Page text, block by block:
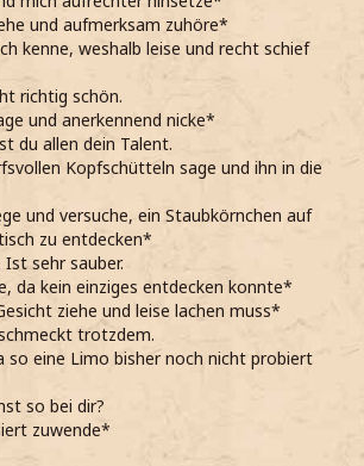
und aufmerksam zuhöre*
kenne, weshalb leise und recht schief
richtig schön.
und anerkennend nicke*
du allen dein Talent.
Kopfschütteln sage und ihn in die
und versuche, ein Staubkörnchen auf
zu entdecken*
sehr sauber.
da kein einziges entdecken konnte*
ziehe und leise lachen muss*
trotzdem.
so eine Limo bisher noch nicht probiert
so bei dir?
zuwende*